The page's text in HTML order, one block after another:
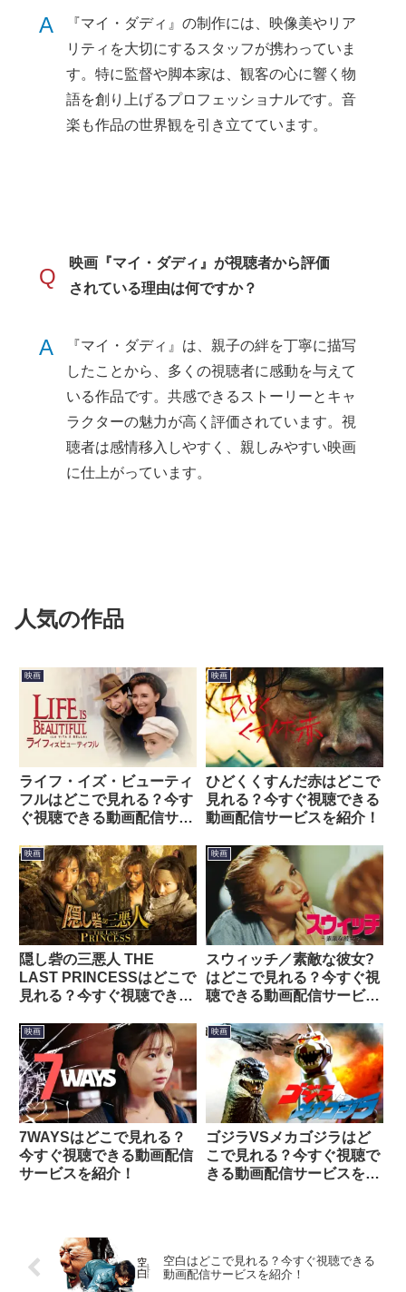
A
『マイ・ダディ』の制作には、映像美やリア
リティを大切にするスタッフが携わっていま
す。特に監督や脚本家は、観客の心に響く物
語を創り上げるプロフェッショナルです。音
楽も作品の世界観を引き立てています。
Q
映画『マイ・ダディ』が視聴者から評価
されている理由は何ですか？
A
『マイ・ダディ』は、親子の絆を丁寧に描写
したことから、多くの視聴者に感動を与えて
いる作品です。共感できるストーリーとキャ
ラクターの魅力が高く評価されています。視
聴者は感情移入しやすく、親しみやすい映画
に仕上がっています。
人気の作品
映画
ライフ・イズ・ビューティ
フルはどこで見れる？今す
ぐ視聴できる動画配信サー
映画
ひどくくすんだ赤はどこで
見れる？今すぐ視聴できる
動画配信サービスを紹介！
映画
隠し砦の三悪人 THE
LAST PRINCESSはどこで
見れる？今すぐ視聴できる
映画
スウィッチ／素敵な彼女?
はどこで見れる？今すぐ視
聴できる動画配信サービス
映画
7WAYSはどこで見れる？
今すぐ視聴できる動画配信
サービスを紹介！
映画
ゴジラVSメカゴジラはど
こで見れる？今すぐ視聴で
きる動画配信サービスを紹
空白はどこで見れる？今すぐ視聴できる
動画配信サービスを紹介！